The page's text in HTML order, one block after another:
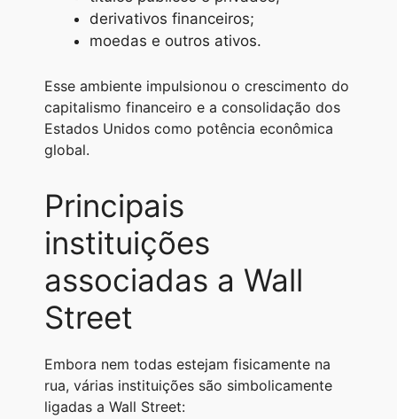
derivativos financeiros;
moedas e outros ativos.
Esse ambiente impulsionou o crescimento do
capitalismo financeiro e a consolidação dos
Estados Unidos como potência econômica
global.
Principais
instituições
associadas a Wall
Street
Embora nem todas estejam fisicamente na
rua, várias instituições são simbolicamente
ligadas a Wall Street: